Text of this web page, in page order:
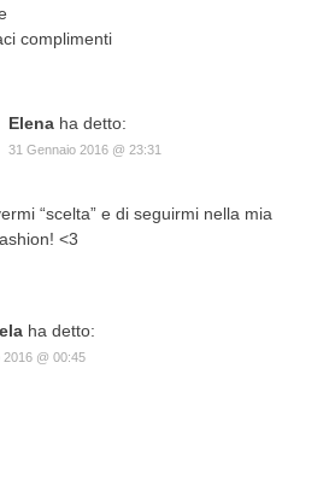
complimenti
Elena ha detto:
31 Gennaio 2016 @ 23:31
“scelta” e di seguirmi nella mia
<3
ha detto:
2016 @ 00:45